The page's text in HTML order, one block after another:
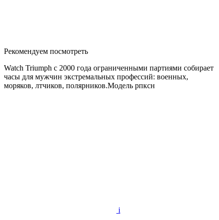
Рекомендуем посмотреть
Watch Triumph с 2000 года ограниченными партиями собирает
часы для мужчин экстремальных профессий: военных,
моряков, лтчиков, полярников.Модель рпксн
i